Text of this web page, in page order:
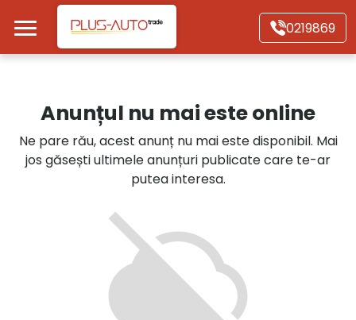
Mergi direct la conținutul principal
0219869
Autoturisme
Motociclete
Autoutilitare
Alte tipuri vehicule
Anunțul nu mai este online
Ne pare rău, acest anunț nu mai este disponibil. Mai
jos găsești ultimele anunțuri publicate care te-ar
putea interesa.